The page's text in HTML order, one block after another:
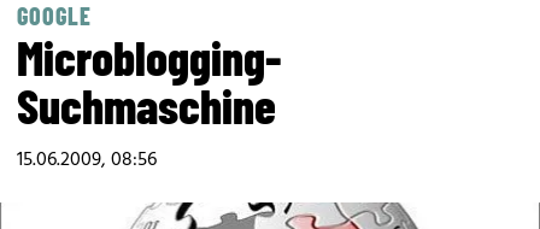
GOOGLE
Microblogging-
Suchmaschine
15.06.2009, 08:56